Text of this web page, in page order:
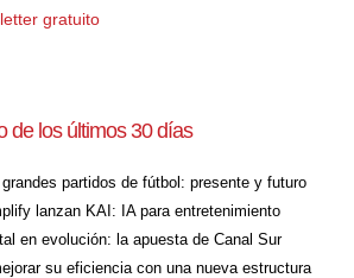
gratuito
de los últimos 30 días
partidos de fútbol: presente y futuro
lanzan KAI: IA para entretenimiento
en evolución: la apuesta de Canal Sur
su eficiencia con una nueva estructura